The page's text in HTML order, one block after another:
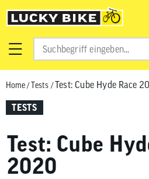
Home/Tests /Test: Cube Hyde Race
TESTS
Test: Cube
2020